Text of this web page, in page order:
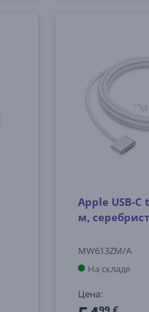
Apple USB-C
м,
MW613ZM/A
На складе
Цена: